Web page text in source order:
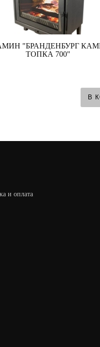
"БРАНДЕНБУРГ
ТОПКА 700"
В
и оплата